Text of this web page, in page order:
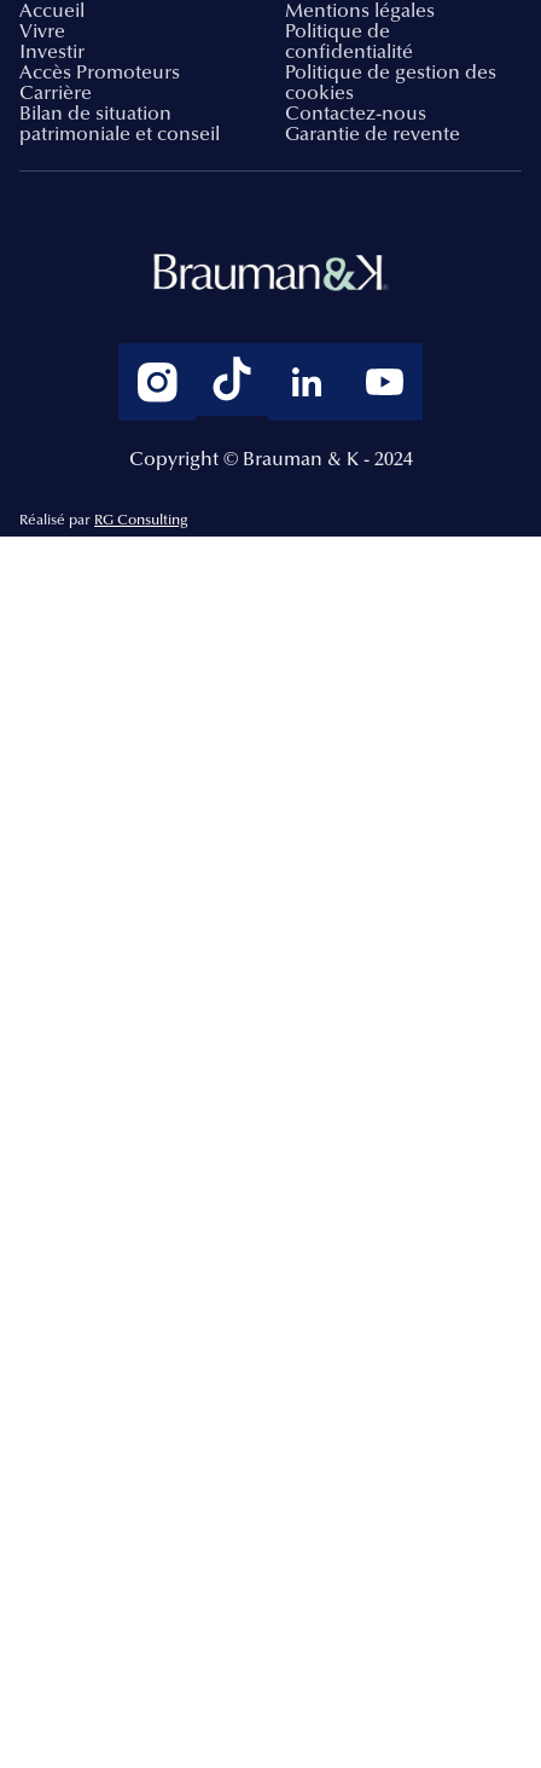
Accueil
Vivre
Investir
Accès Promoteurs
Carrière
Bilan de situation
patrimoniale et conseil
Mentions légales
Politique de
confidentialité
Politique de gestion des
cookies
Contactez-nous
Garantie de revente
Copyright © Brauman & K - 2024
Réalisé par RG Consulting